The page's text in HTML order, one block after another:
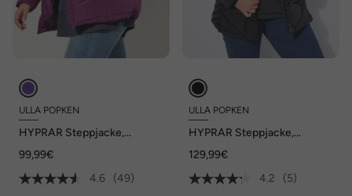
ULLA POPKEN
HYPRAR Steppjacke,
99,99€
4.6
(49)
ULLA POPKEN
HYPRAR Steppjacke,
129,99€
4.2
(5)